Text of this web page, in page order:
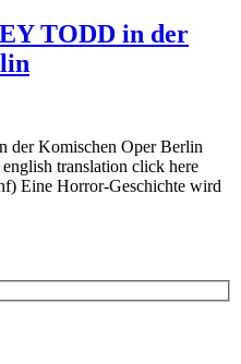
TODD in der
Komischen Oper Berlin
translation click here
Eine Horror-Geschichte wird